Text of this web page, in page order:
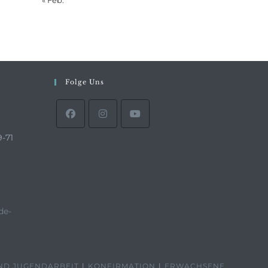
71
Folge Uns
JUGENDARBEIT KONFIRMATION ERWACHSENE